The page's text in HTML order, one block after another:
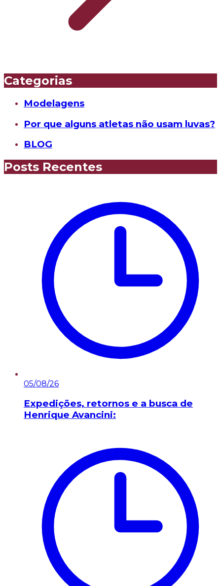
Categorias
Modelagens
Por que alguns atletas não usam luvas?
BLOG
Posts Recentes
05/08/26
Expedições, retornos e a busca de
Henrique Avancini: